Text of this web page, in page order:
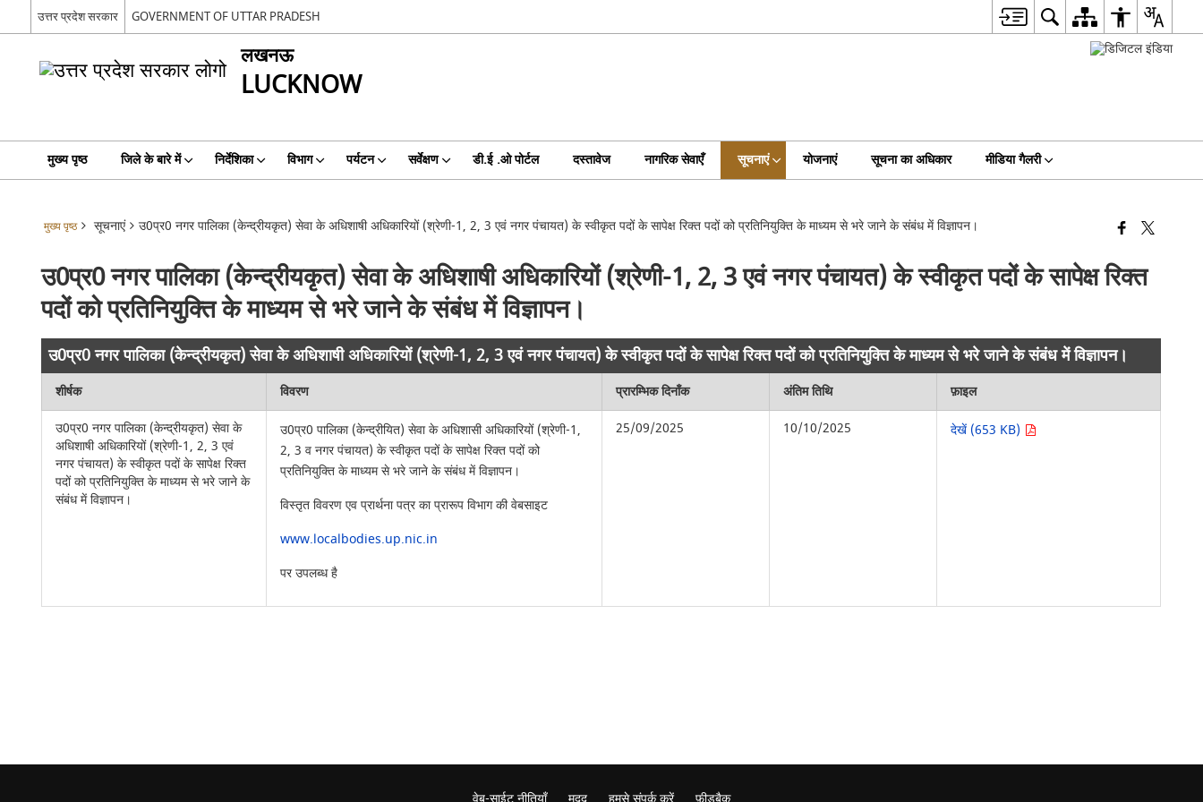
उत्तर प्रदेश सरकार GOVERNMENT OF UTTAR PRADESH
लखनऊ
LUCKNOW
मुख्य पृष्ठ जिले के बारे में निर्देशिका विभाग पर्यटन सर्वेक्षण डी.ई .ओ पोर्टल दस्तावेज नागरिक सेवाएँ सूचनाएं योजनाएं सूचना का अधिकार मीडिया गैलरी
मुख्य पृष्ठ सूचनाएं उ0प्र0 नगर पालिका (केन्द्रीयकृत) सेवा के अधिशाषी अधिकारियों (श्रेणी-1, 2, 3 एवं नगर पंचायत) के स्वीकृत पदों के सापेक्ष रिक्त पदों को प्रतिनियुक्ति के माध्यम से भरे जाने के संबंध में विज्ञापन।
उ0प्र0 नगर पालिका (केन्द्रीयकृत) सेवा के अधिशाषी अधिकारियों (श्रेणी-1, 2, 3 एवं नगर पंचायत) के स्वीकृत पदों के सापेक्ष रिक्त
पदों को प्रतिनियुक्ति के माध्यम से भरे जाने के संबंध में विज्ञापन।
उ0प्र0 नगर पालिका (केन्द्रीयकृत) सेवा के अधिशाषी अधिकारियों (श्रेणी-1, 2, 3 एवं नगर पंचायत) के स्वीकृत पदों के सापेक्ष रिक्त पदों को प्रतिनियुक्ति के माध्यम से भरे जाने के संबंध में विज्ञापन।
शीर्षक विवरण प्रारम्भिक दिनाँक अंतिम तिथि
फ़ाइल
उ0प्र0 नगर पालिका (केन्द्रीयकृत) सेवा के
अधिशाषी अधिकारियों (श्रेणी-1, 2, 3 एवं
नगर पंचायत) के स्वीकृत पदों के सापेक्ष रिक्त
पदों को प्रतिनियुक्ति के माध्यम से भरे जाने के
संबंध में विज्ञापन।
उ0प्र0 पालिका (केन्द्रीयित) सेवा के अधिशासी अधिकारियों (श्रेणी-1,
2, 3 व नगर पंचायत) के स्वीकृत पदों के सापेक्ष रिक्त पदों को
प्रतिनियुक्ति के माध्यम से भरे जाने के संबंध में विज्ञापन।
विस्तृत विवरण एव प्रार्थना पत्र का प्रारूप विभाग की वेबसाइट
www.localbodies.up.nic.in
पर उपलब्ध है
25/09/2025 10/10/2025 देखें (653 KB)